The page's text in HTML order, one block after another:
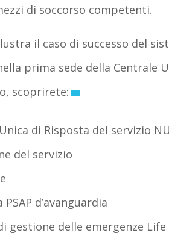
di soccorso competenti.
il caso di successo del
prima sede della Centrale
scoprirete:
di Risposta del servizio
del servizio
d’avanguardia
gestione delle emergenze Life